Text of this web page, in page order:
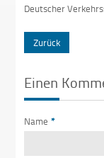
Deutscher
Zurück
Einen
Name *